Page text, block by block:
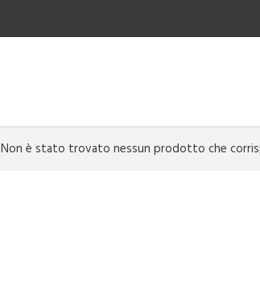
Non è stato trovato nessun prodotto che